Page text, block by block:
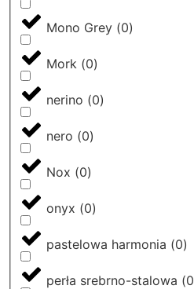
Mono Grey (0)
Mork (0)
nerino (0)
nero (0)
Nox (0)
onyx (0)
pastelowa harmonia (0)
perła srebrno-stalowa (0